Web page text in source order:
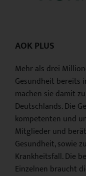
AOK PLUS
Mehr als drei
Gesundheit bereits
machen sie damit
Deutschlands. Die
kompetenten und
Mitglieder und
Gesundheit, sowie
Krankheitsfall. Die
Einzelnen braucht